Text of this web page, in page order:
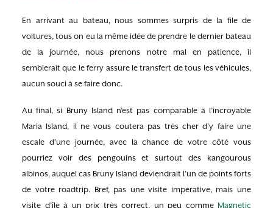
En arrivant au bateau, nous sommes surpris de la file de
voitures, tous on eu la même idée de prendre le dernier bateau
de la journée, nous prenons notre mal en patience, il
semblerait que le ferry assure le transfert de tous les véhicules,
aucun souci à se faire donc.
Au final, si Bruny Island n’est pas comparable à l’incroyable
Maria Island, il ne vous coutera pas très cher d’y faire une
escale d’une journée, avec la chance de votre côté vous
pourriez voir des pengouins et surtout des kangourous
albinos, auquel cas Bruny Island deviendrait l’un de points forts
de votre roadtrip. Bref, pas une visite impérative, mais une
visite d’île à un prix très correct, un peu comme Magnetic